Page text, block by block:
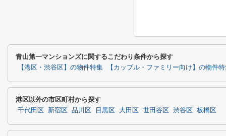
青山第一マンションズに関するこだわり条件から探す
【港区・渋谷区】の物件特集 【カップル・ファミリー向け】の物件
港区以外の市区町村から探す
千代田区 新宿区 品川区 目黒区 大田区 世田谷区 渋谷区 板橋区